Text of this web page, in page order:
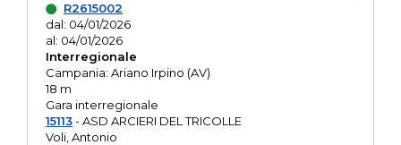
R2615002
dal: 04/01/2026
al: 04/01/2026
Interregionale
Campania: Ariano Irpino (AV)
18 m
Gara interregionale
15113- ASD ARCIERI DEL TRICOLLE
Voli, Antonio